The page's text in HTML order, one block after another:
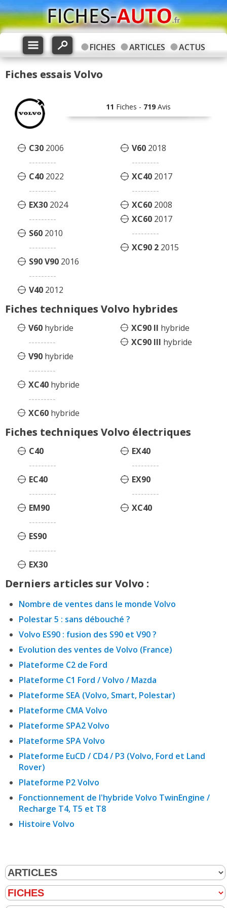
FICHES ARTICLES ACTUS
Fiches essais Volvo
11 Fiches - 719 Avis
C30 2006
---------
C40 2022
---------
EX30 2024
---------
S60 2010
---------
S90 V90 2016
---------
V40 2012
V60 2018
---------
XC40 2017
---------
XC60 2008
XC60 2017
---------
XC90 2 2015
Fiches techniques Volvo hybrides
V60 hybride
---------
V90 hybride
---------
XC40 hybride
---------
XC60 hybride
XC90 II hybride
XC90 III hybride
Fiches techniques Volvo électriques
C40
---------
EC40
---------
EM90
---------
ES90
---------
EX30
EX40
---------
EX90
---------
XC40
Derniers articles sur Volvo :
Nombre de ventes dans le monde Volvo
Polestar 5 : sans débouché ?
Volvo ES90 : fusion des S90 et V90 ?
Evolution des ventes de Volvo (France)
Plateforme C2 de Ford
Plateforme C1 Ford / Volvo / Mazda
Plateforme SEA (Volvo, Smart, Polestar)
Plateforme CMA Volvo
Plateforme SPA2 Volvo
Plateforme SPA Volvo
Plateforme EuCD / CD4 / P3 (Volvo, Ford et Land
Rover)
Plateforme P2 Volvo
Fonctionnement de l'hybride Volvo TwinEngine /
Recharge T4, T5 et T8
Histoire Volvo